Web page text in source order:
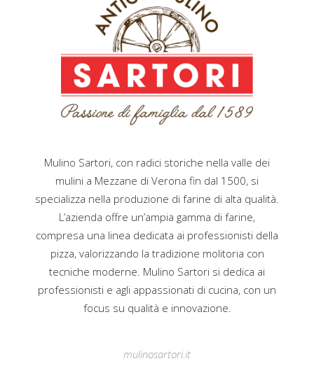
Mulino Sartori, con radici storiche nella valle dei
mulini a Mezzane di Verona fin dal 1500, si
specializza nella produzione di farine di alta qualità.
L’azienda offre un’ampia gamma di farine,
compresa una linea dedicata ai professionisti della
pizza, valorizzando la tradizione molitoria con
tecniche moderne. Mulino Sartori si dedica ai
professionisti e agli appassionati di cucina, con un
focus su qualità e innovazione.
mulinosartori.it